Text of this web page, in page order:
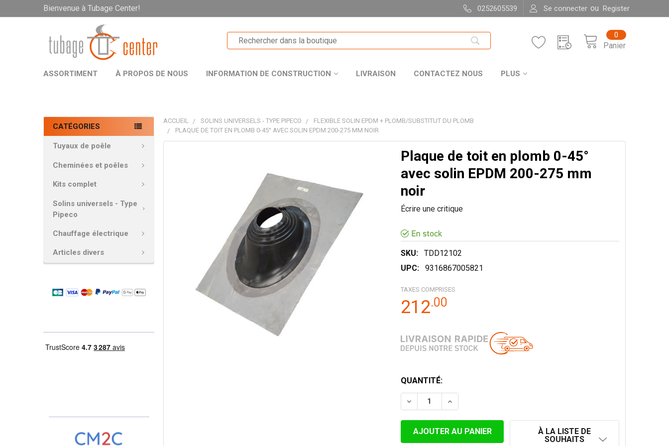
Bienvenue à Tubage Center! 0252605539 Se connecter ou Register
Panier
0
ASSORTIMENT À PROPOS DE NOUS INFORMATION DE CONSTRUCTION LIVRAISON CONTACTEZ NOUS PLUS
CATÉGORIES
Tuyaux de poêle
Cheminées et poêles
Kits complet
Solins universels - Type
Pipeco
Chauffage électrique
Articles divers
ACCUEIL SOLINS UNIVERSELS - TYPE PIPECO
FLEXIBLE SOLIN EPDM + PLOMB/SUBSTITUT DU PLOMB
PLAQUE DE TOIT EN PLOMB 0-45° AVEC SOLIN EPDM 200-275 MM NOIR
Plaque de toit en plomb 0-45°
avec solin EPDM 200-275 mm
noir
Écrire une critique
SKU:
TDD12102
UPC:
9316867005821
TAXES COMPRISES
212.00
STOCK
ACTUEL:
QUANTITÉ:
DIMINUER LA QUANTITÉ DE PLAQUE DE TOIT EN PLOMB 0-45° AVEC
AUGMENTER LA QUANTITÉ DE PLAQUE DE TOIT EN
À LA LISTE DE
SOUHAITS
SÉLECTION
AU PANIER